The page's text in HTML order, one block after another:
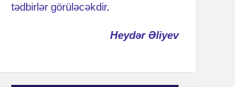
tədbirlər görüləcəkdir.
Heydər Əliyev